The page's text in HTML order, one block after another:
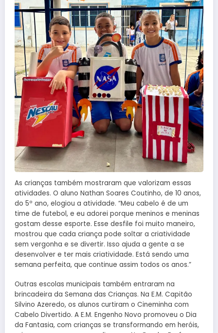
As crianças também mostraram que valorizam essas
atividades. O aluno Nathan Soares Coutinho, de 10 anos,
do 5º ano, elogiou a atividade. “Meu cabelo é de um
time de futebol, e eu adorei porque meninos e meninas
gostam desse esporte. Esse desfile foi muito maneiro,
mostrou que cada criança pode soltar a criatividade
sem vergonha e se divertir. Isso ajuda a gente a se
desenvolver e ter mais criatividade. Está sendo uma
semana perfeita, que continue assim todos os anos.”
Outras escolas municipais também entraram na
brincadeira da Semana das Crianças. Na E.M. Capitão
Silvino Azeredo, os alunos curtiram o Cineminha com
Cabelo Divertido. A E.M. Engenho Novo promoveu o Dia
da Fantasia, com crianças se transformando em heróis,